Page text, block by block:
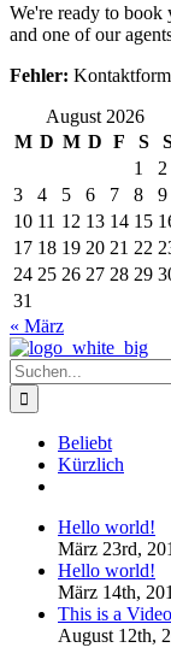
We're ready to book
and one of our
Fehler:
August 2026
M D M D F S
1
2
3
4 5 6 7 8
9
10 11 12 13 14 15
17 18 19 20 21 22
24 25 26 27 28 29
31
« März
Suche
nach:
Beliebt
Kürzlich
Hello world!
März 23rd,
Hello world!
März 14th,
This is a
August 12th,